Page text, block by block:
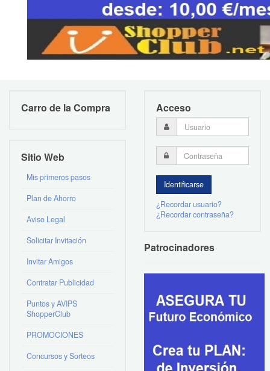
Carro de la Compra
Sitio Web
Mis primeros pasos
Plan de Ahorro
Aviso Legal
Solicitar Invitación
Invitar Amigos
Contratar Publicidad
Puntos y AVIPS
ShopperClub
PROMOCIONES
Concursos y Sorteos
Acceso
¿Recordar usuario?
¿Recordar contraseña?
Patrocinadores